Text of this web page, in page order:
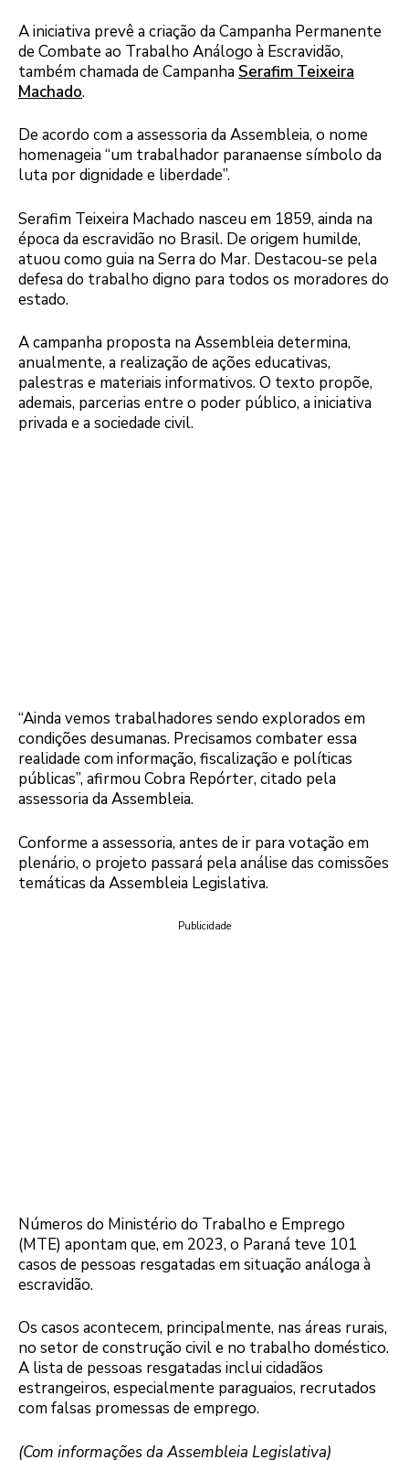
A iniciativa prevê a criação da Campanha Permanente
de Combate ao Trabalho Análogo à Escravidão,
também chamada de Campanha Serafim Teixeira
Machado.
De acordo com a assessoria da Assembleia, o nome
homenageia “um trabalhador paranaense símbolo da
luta por dignidade e liberdade”.
Serafim Teixeira Machado nasceu em 1859, ainda na
época da escravidão no Brasil. De origem humilde,
atuou como guia na Serra do Mar. Destacou-se pela
defesa do trabalho digno para todos os moradores do
estado.
A campanha proposta na Assembleia determina,
anualmente, a realização de ações educativas,
palestras e materiais informativos. O texto propõe,
ademais, parcerias entre o poder público, a iniciativa
privada e a sociedade civil.
“Ainda vemos trabalhadores sendo explorados em
condições desumanas. Precisamos combater essa
realidade com informação, fiscalização e políticas
públicas”, afirmou Cobra Repórter, citado pela
assessoria da Assembleia.
Conforme a assessoria, antes de ir para votação em
plenário, o projeto passará pela análise das comissões
temáticas da Assembleia Legislativa.
Publicidade
Números do Ministério do Trabalho e Emprego
(MTE) apontam que, em 2023, o Paraná teve 101
casos de pessoas resgatadas em situação análoga à
escravidão.
Os casos acontecem, principalmente, nas áreas rurais,
no setor de construção civil e no trabalho doméstico.
A lista de pessoas resgatadas inclui cidadãos
estrangeiros, especialmente paraguaios, recrutados
com falsas promessas de emprego.
(Com informações da Assembleia Legislativa)